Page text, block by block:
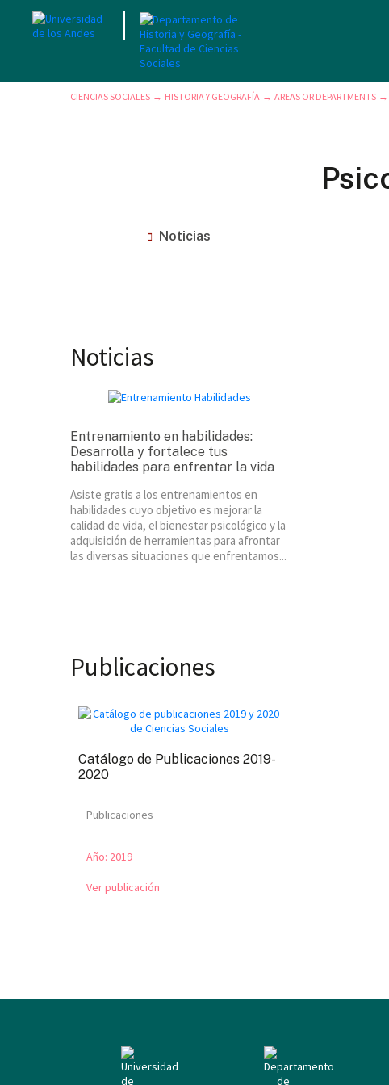
CIENCIAS SOCIALES → HISTORIA Y GEOGRAFÍA → AREAS OR DEPARTMENTS →
Noticias
Noticias
Entrenamiento en habilidades:
Desarrolla y fortalece tus
habilidades para enfrentar la vida
Asiste gratis a los entrenamientos en
habilidades cuyo objetivo es mejorar la
calidad de vida, el bienestar psicológico y la
adquisición de herramientas para afrontar
las diversas situaciones que enfrentamos...
Publicaciones
Catálogo de Publicaciones 2019-
2020
Publicaciones
Año: 2019
Ver publicación